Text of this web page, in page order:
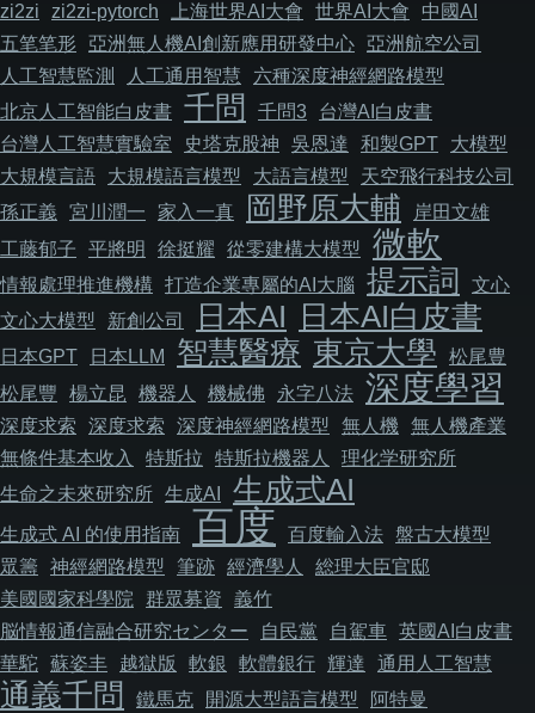
zi2zi
zi2zi-pytorch 上海世界AI大會 世界AI大會
中國AI
五笔笔形
亞洲無人機AI創新應用研發中心 亞洲航空公司
人工智慧監測
人工通用智慧
六種深度神經網路模型
北京人工智能白皮書 千問 千問3
台灣AI白皮書
台灣人工智慧實驗室
史塔克股神 吳恩達 和製GPT
大模型
大規模言語
大規模語言模型 大語言模型
天空飛行科技公司
孫正義
宮川潤一 家入一真 岡野原大輔
岸田文雄
工藤郁子
平將明 徐挺耀 從零建構大模型 微軟
情報處理推進機構 打造企業專屬的AI大腦 提示詞
文心
文心大模型
新創公司 日本AI 日本AI白皮書
日本GPT 日本LLM 智慧醫療 東京大學
松尾豊
松尾豐
楊立昆 機器人 機械佛 永字八法 深度學習
深度求索 深度求索 深度神經網路模型 無人機
無人機產業
無條件基本收入
特斯拉 特斯拉機器人
理化学研究所
生命之未來研究所 生成AI 生成式AI
生成式 AI 的使用指南 百度 百度輸入法 盤古大模型
眾籌
神經網路模型 筆跡 經濟學人
総理大臣官邸
美國國家科學院
群眾募資
義竹
脳情報通信融合研究センター
自民黨 自駕車 英國AI白皮書
華駝 蘇姿丰 越獄版 軟銀 軟體銀行 輝達 通用人工智慧
通義千問 鐵馬克 開源大型語言模型 阿特曼